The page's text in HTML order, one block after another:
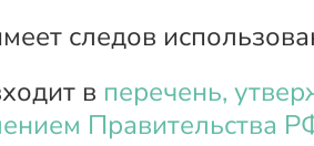
следов
в перечень,
Правительства